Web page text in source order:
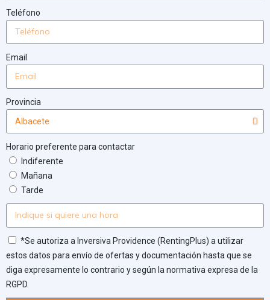
Teléfono
Email
Provincia
Horario preferente para contactar
Indiferente
Mañana
Tarde
*Se autoriza a Inversiva Providence (RentingPlus) a utilizar
estos datos para envío de ofertas y documentación hasta que se
diga expresamente lo contrario y según la normativa expresa de la
RGPD.